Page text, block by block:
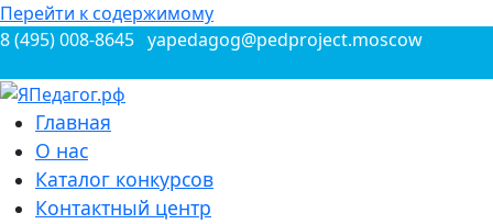
Перейти к содержимому
8 (495) 008-8645 yapedagog@pedproject.moscow
ЯПедагог.рф
Всероссийские конкурсы для педагогов
Главная
О нас
Каталог конкурсов
Контактный центр